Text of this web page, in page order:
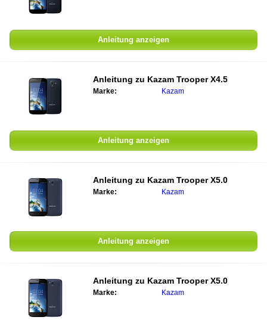
Anleitung anzeigen
Anleitung zu Kazam Trooper X4.5
Marke: Kazam
Anleitung anzeigen
Anleitung zu Kazam Trooper X5.0
Marke: Kazam
Anleitung anzeigen
Anleitung zu Kazam Trooper X5.0
Marke: Kazam